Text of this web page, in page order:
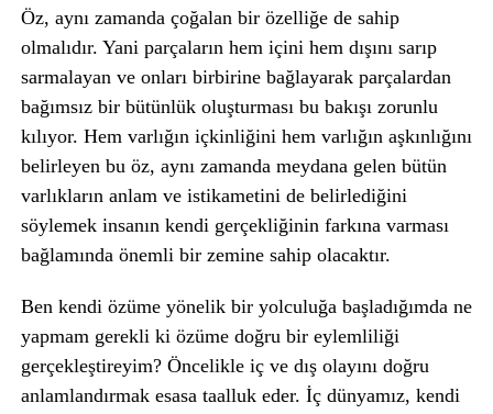
Öz, aynı zamanda çoğalan bir özelliğe de sahip
olmalıdır. Yani parçaların hem içini hem dışını sarıp
sarmalayan ve onları birbirine bağlayarak parçalardan
bağımsız bir bütünlük oluşturması bu bakışı zorunlu
kılıyor. Hem varlığın içkinliğini hem varlığın aşkınlığını
belirleyen bu öz, aynı zamanda meydana gelen bütün
varlıkların anlam ve istikametini de belirlediğini
söylemek insanın kendi gerçekliğinin farkına varması
bağlamında önemli bir zemine sahip olacaktır.
Ben kendi özüme yönelik bir yolculuğa başladığımda ne
yapmam gerekli ki özüme doğru bir eylemliliği
gerçekleştireyim? Öncelikle iç ve dış olayını doğru
anlamlandırmak esasa taalluk eder. İç dünyamız, kendi